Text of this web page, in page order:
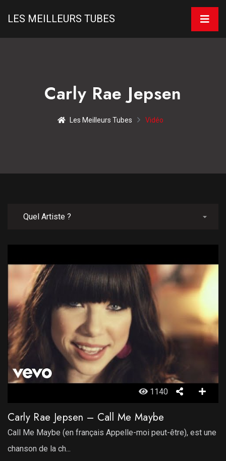
LES MEILLEURS TUBES
Carly Rae Jepsen
Les Meilleurs Tubes Vidéo
1140
Carly Rae Jepsen – Call Me Maybe
Call Me Maybe (en français Appelle-moi peut-être), est une
chanson de la ch...